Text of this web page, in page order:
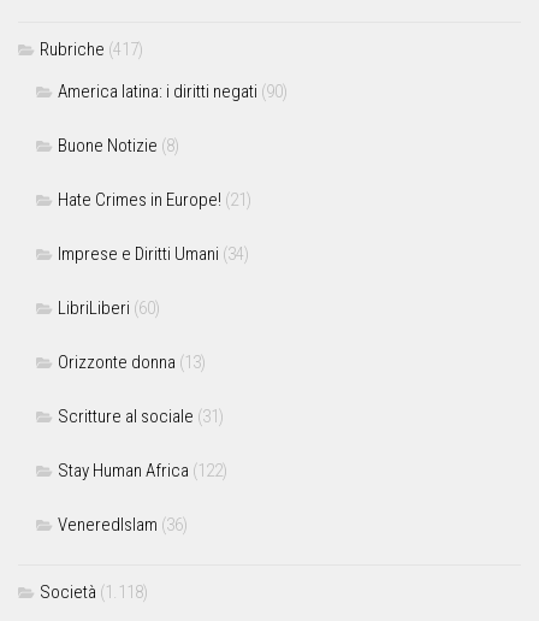
Rubriche (417)
America latina: i diritti negati (90)
Buone Notizie (8)
Hate Crimes in Europe! (21)
Imprese e Diritti Umani (34)
LibriLiberi (60)
Orizzonte donna (13)
Scritture al sociale (31)
Stay Human Africa (122)
VeneredIslam (36)
Società (1.118)